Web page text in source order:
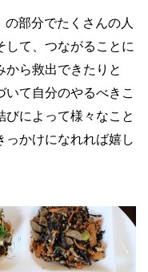
の部分でたくさんの人
して、つながることに
から救出できたりと
て自分のやるべきこ
びによって様々なこと
っかけになれれば嬉し